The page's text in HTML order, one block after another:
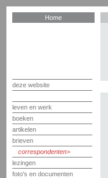
Home
deze website
leven en werk
boeken
artikelen
brieven
correspondenten
lezingen
foto's en documenten